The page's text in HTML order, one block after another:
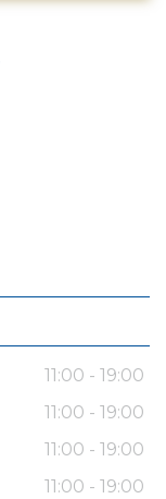
11:00 - 19:00
11:00 - 19:00
11:00 - 19:00
11:00 - 19:00